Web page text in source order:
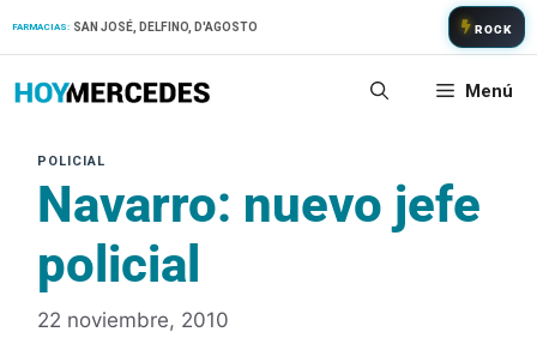
FARMACIAS: SAN JOSÉ, DELFINO, D'AGOSTO ROCK
Menú
Navarro: nuevo jefe
policial
22 noviembre, 2010